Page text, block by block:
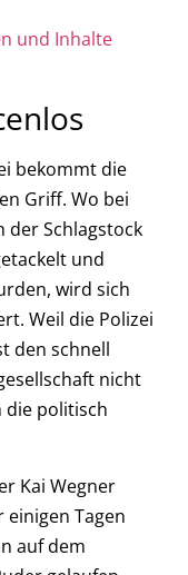
und Inhalte
bekommt die
Griff. Wo bei
der Schlagstock
und
wird sich
Weil die Polizei
den schnell
nicht
die politisch
Kai Wegner
einigen Tagen
auf dem